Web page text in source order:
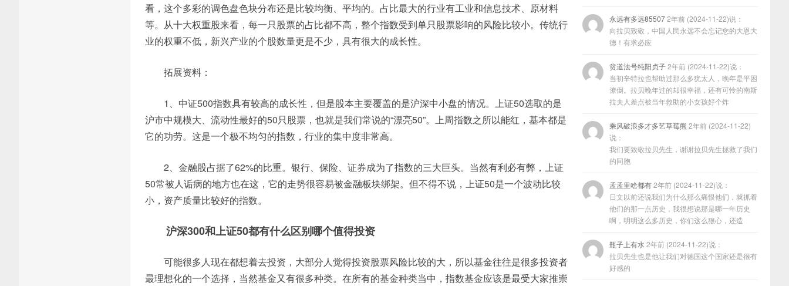
看，这个多彩的调色盘色块分布还是比较均衡、平均的。占比最大的行业有工业和信息技术、原材料
等。从十大权重股来看，每一只股票的占比都不高，整个指数受到单只股票影响的风险比较小。传统行
业的权重不低，新兴产业的个股数量更是不少，具有很大的成长性。
拓展资料：
1、中证500指数具有较高的成长性，但是股本主要覆盖的是沪深中小盘的情况。上证50选取的是
沪市中规模大、流动性最好的50只股票，也就是我们常说的“漂亮50”。上周指数之所以能红，基本都是
它的功劳。这是一个极不均匀的指数，行业的集中度非常高。
2、金融股占据了62%的比重。银行、保险、证券成为了指数的三大巨头。当然有利必有弊，上证
50常被人诟病的地方也在这，它的走势很容易被金融板块绑架。但不得不说，上证50是一个波动比较
小，资产质量比较好的指数。
沪深300和上证50都有什么区别哪个值得投资
可能很多人现在都想着去投资，大部分人觉得投资股票风险比较的大，所以基金往往是很多投资者
最理想化的一个选择，当然基金又有很多种类。在所有的基金种类当中，指数基金应该是最受大家推崇
永远有多远855072年前 (2024-11-22)说：
向拉贝致敬，中国人民永远不会忘记您的大恩大
德！有求必应
贫道法号纯阳贞子2年前 (2024-11-22)说：
当初辛特拉也帮助过那么多犹太人，晚年是平困
潦倒。拉贝晚年过的却很幸福，还有可怜的南斯
拉夫人差点被当年救助的小女孩好个炸
乘风破浪多才多艺草莓熊 2年前 (2024-11-22)
说：
我们要致敬拉贝先生，谢谢拉贝先生拯救了我们
的同胞
孟孟里啥都有2年前 (2024-11-22)说：
日文以前还说我们为什么那么痛恨他们，就抓着
他们的那一点历史，我很想说那是哪一年历史
啊，明明这么多历史，你们这么狠心，还造
瓶子上有水 2年前 (2024-11-22)说：
拉贝先生也是他让我们对德国这个国家还是很有
好感的